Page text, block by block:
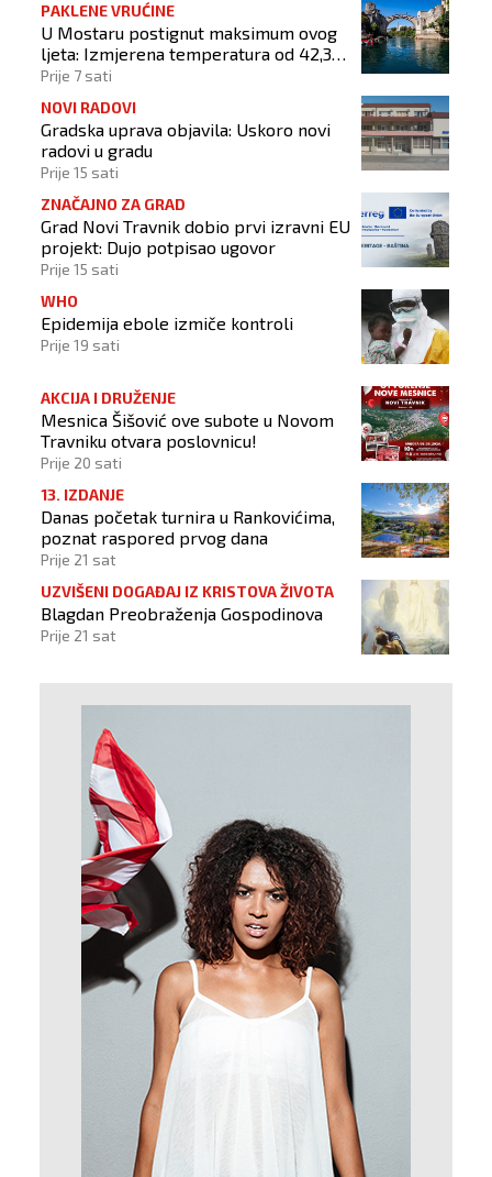
PAKLENE VRUĆINE
U Mostaru postignut maksimum ovog
ljeta: Izmjerena temperatura od 42,3
stupnja Celzijeva
Prije 7 sati
NOVI RADOVI
Gradska uprava objavila: Uskoro novi
radovi u gradu
Prije 15 sati
ZNAČAJNO ZA GRAD
Grad Novi Travnik dobio prvi izravni EU
projekt: Dujo potpisao ugovor
Prije 15 sati
WHO
Epidemija ebole izmiče kontroli
Prije 19 sati
AKCIJA I DRUŽENJE
Mesnica Šišović ove subote u Novom
Travniku otvara poslovnicu!
Prije 20 sati
13. IZDANJE
Danas početak turnira u Rankovićima,
poznat raspored prvog dana
Prije 21 sat
UZVIŠENI DOGAĐAJ IZ KRISTOVA ŽIVOTA
Blagdan Preobraženja Gospodinova
Prije 21 sat